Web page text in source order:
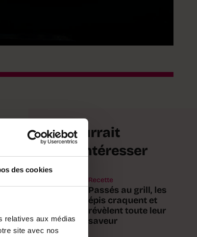
des cookies
relatives aux médias
site avec nos
Ça pourrait
vous intéresser
Recette
Passés au grill, les
épis craquent et
révèlent toute leur
saveur